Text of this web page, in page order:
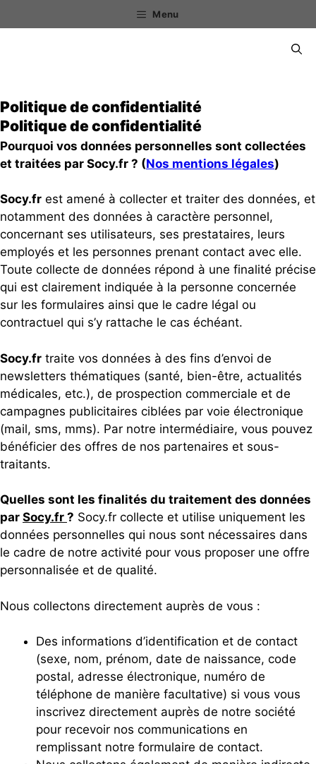
au
Menu
Politique de confidentialité
Politique de confidentialité
Pourquoi vos données personnelles sont collectées
et traitées par Socy.fr ? (Nos mentions légales)
Socy.fr est amené à collecter et traiter des données, et
notamment des données à caractère personnel,
concernant ses utilisateurs, ses prestataires, leurs
employés et les personnes prenant contact avec elle.
Toute collecte de données répond à une finalité précise
qui est clairement indiquée à la personne concernée
sur les formulaires ainsi que le cadre légal ou
contractuel qui s’y rattache le cas échéant.
Socy.fr traite vos données à des fins d’envoi de
newsletters thématiques (santé, bien-être, actualités
médicales, etc.), de prospection commerciale et de
campagnes publicitaires ciblées par voie électronique
(mail, sms, mms). Par notre intermédiaire, vous pouvez
bénéficier des offres de nos partenaires et sous-
traitants.
Quelles sont les finalités du traitement des données
par Socy.fr ? Socy.fr collecte et utilise uniquement les
données personnelles qui nous sont nécessaires dans
le cadre de notre activité pour vous proposer une offre
personnalisée et de qualité.
Nous collectons directement auprès de vous :
Des informations d’identification et de contact
(sexe, nom, prénom, date de naissance, code
postal, adresse électronique, numéro de
téléphone de manière facultative) si vous vous
inscrivez directement auprès de notre société
pour recevoir nos communications en
remplissant notre formulaire de contact.